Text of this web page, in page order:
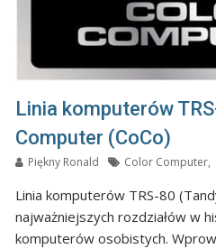
Linia komputerów
Computer (CoCo)
Piękny Ronald Color Computer,
Linia komputerów TRS-80
najważniejszych rozdziałów w
komputerów osobistych.